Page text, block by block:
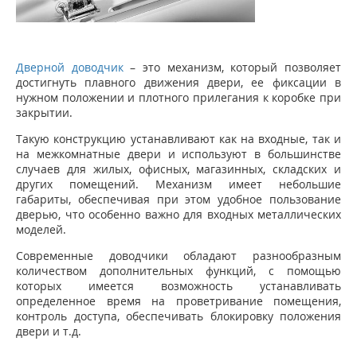
Дверной доводчик– это механизм, который позволяет
достигнуть плавного движения двери, ее фиксации в
нужном положении и плотного прилегания к коробке при
закрытии.
Такую конструкцию устанавливают как на входные, так и
на межкомнатные двери и используют в большинстве
случаев для жилых, офисных, магазинных, складских и
других помещений. Механизм имеет небольшие
габариты, обеспечивая при этом удобное пользование
дверью, что особенно важно для входных металлических
моделей.
Современные доводчики обладают разнообразным
количеством дополнительных функций, с помощью
которых имеется возможность устанавливать
определенное время на проветривание помещения,
контроль доступа, обеспечивать блокировку положения
двери и т.д.